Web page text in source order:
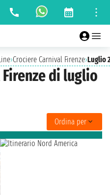
›Crociere Carnival Firenze›Luglio
di luglio
Ordina per